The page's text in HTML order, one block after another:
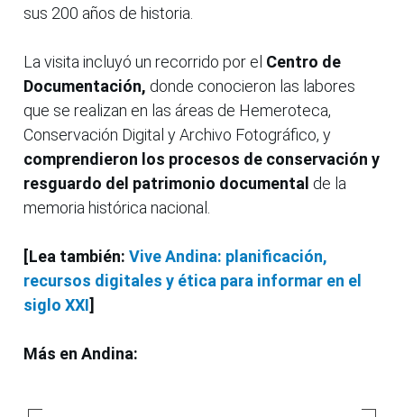
sus 200 años de historia.
La visita incluyó un recorrido por el Centro de
Documentación, donde conocieron las labores
que se realizan en las áreas de Hemeroteca,
Conservación Digital y Archivo Fotográfico, y
comprendieron los procesos de conservación y
resguardo del patrimonio documental de la
memoria histórica nacional.
[Lea también: Vive Andina: planificación,
recursos digitales y ética para informar en el
siglo XXI]
Más en Andina: